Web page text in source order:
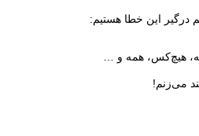
درگیر این خطا هستیم:
می‌زنم!